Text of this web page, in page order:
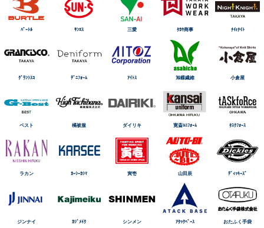
ﾊﾞｰﾄﾙ ｻﾝｴｽ 三愛 ﾀｶﾔ商事 ﾅｲtﾅｲﾄ
ｸﾞﾗﾝｼｽｺ ﾃﾞﾆﾌｫｰﾑ ｱｲﾄｽ 旭蝶繊維 小倉屋
ベスト 橘被服 ダイリキ 寛斎ﾕﾆﾌｫｰﾑ ﾀｽｸﾌｫｰｽ
ラカン ｶｰｼｰｶｼﾏ 寅壱 山田辰 ﾃﾞｨｯｷｰｽﾞ
ジンナイ ｶｼﾞﾒｲｸ シンメン ｱﾀｯｸﾍﾞｰｽ おたふく手袋